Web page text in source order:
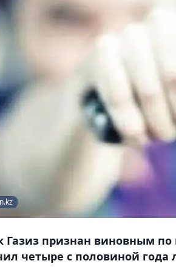
Газиз признан виновным по
четыре с половиной